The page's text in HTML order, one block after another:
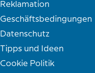
Reklamation
Geschäftsbedingungen
Datenschutz
Tipps und Ideen
Cookie Politik